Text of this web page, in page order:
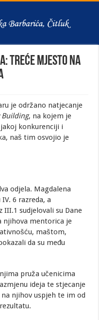
Treće mjesto na
je održano natjecanje
Building, na kojem je
konkurenciji i
naš tim osvojio je
odjela. Magdalena
6 razreda, a
sudjelovali su Dane
njihova mentorica je
maštom,
da su među
pruža učenicima
ideja te stjecanje
njihov uspjeh te im od